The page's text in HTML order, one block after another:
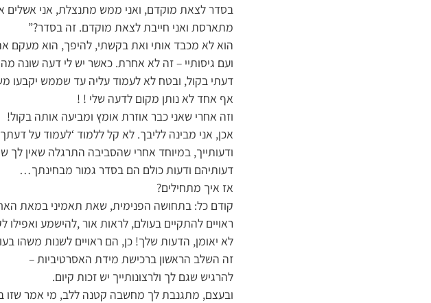
בסדר לצאת מוקדם, ואני ממש מתנצלת, אני אשלים
מתארסת ואני חייבת לצאת מוקדם. זה בסדר?”
הוא לא מכבד אותי ואת בקשתי, להיפך, הוא מעקם
ועם גיסותיי – זה לא אחרת. כאשר יש לי דעה שונה
דעתי בקול, ובטח לא לעמוד עליה עד שממש יקבעו
אף אחד לא נותן מקום לדעה שלי ! !
וזה אחרי שאני כבר אוזרת אומץ ומביעה אותה בקול!
אכן, אני מבינה לליבך. לא קל ללמוד ‘לעמוד על
ודעותייך, במיוחד אחרי שהסביבה התרגלה שאין לך
דעותיהם ודעות כולם הם בסדר גמור מבחינתך…
אז איך מתחילים?
קודם כל: בתחושה הפנימית, שאת תאמיני במאת
ראויים להתקיים בעולם, לראות אור ,להישמע
לא יאומן, הדעות שלך! כן, הם ראויים לשנות משהו
זה השלב הראשון ברכישת מידת האסרטיביות –
להרגיש שגם לך ולרצונותייך יש זכות קיום.
ובעצם, מתגנבת לך מחשבה קטנה ללב, מי אמר שזו